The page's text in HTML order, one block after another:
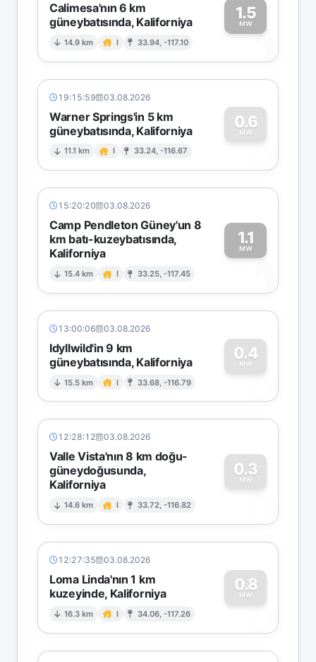
Calimesa'nın 6 km
güneybatısında, Kaliforniya
14.9 km I 33.94, -117.10
1.5
MW1
19:15:59 03.08.2026
Warner Springs'in 5 km
güneybatısında, Kaliforniya
11.1 km I 33.24, -116.67
0.6
MW
0
15:20:20 03.08.2026
Camp Pendleton Güney'un 8
km batı-kuzeybatısında,
Kaliforniya
15.4 km I 33.25, -117.45
1.1
MW
1
13:00:06 03.08.2026
Idyllwild'in 9 km
güneybatısında, Kaliforniya
15.5 km I 33.68, -116.79
0.4
MW
0
12:28:12 03.08.2026
Valle Vista'nın 8 km doğu-
güneydoğusunda,
Kaliforniya
14.6 km I 33.72, -116.82
0.3
MW
0
12:27:35 03.08.2026
Loma Linda'nın 1 km
kuzeyinde, Kaliforniya
16.3 km I 34.06, -117.26
0.8
MW
0